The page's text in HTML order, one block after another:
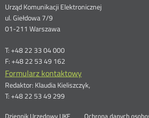
Dane
kontaktowe
Urząd Komunikacji Elektronicznej
ul. Giełdowa 7/9
01-211 Warszawa
T: +48 22 33 04 000
F: +48 22 53 49 162
Formularz kontaktowy
Redaktor: Klaudia Kieliszczyk,
T: +48 22 53 49 299